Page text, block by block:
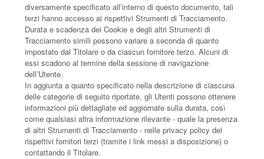
diversamente specificato all’interno di questo documento, tali
terzi hanno accesso ai rispettivi Strumenti di Tracciamento.
Durata e scadenza dei Cookie e degli altri Strumenti di
Tracciamento simili possono variare a seconda di quanto
impostato dal Titolare o da ciascun fornitore terzo. Alcuni di
essi scadono al termine della sessione di navigazione
dell’Utente.
In aggiunta a quanto specificato nella descrizione di ciascuna
delle categorie di seguito riportate, gli Utenti possono ottenere
informazioni più dettagliate ed aggiornate sulla durata, così
come qualsiasi altra informazione rilevante - quale la presenza
di altri Strumenti di Tracciamento - nelle privacy policy dei
rispettivi fornitori terzi (tramite i link messi a disposizione) o
contattando il Titolare.